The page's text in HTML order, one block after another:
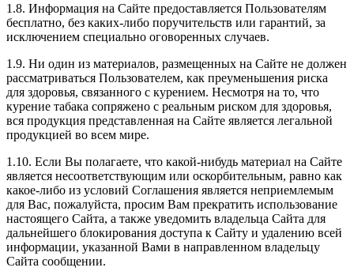
1.8. Информация на Сайте предоставляется Пользователям
бесплатно, без каких-либо поручительств или гарантий, за
исключением специально оговоренных случаев.
1.9. Ни один из материалов, размещенных на Сайте не должен
рассматриваться Пользователем, как преуменьшения риска
для здоровья, связанного с курением. Несмотря на то, что
курение табака сопряжено с реальным риском для здоровья,
вся продукция представленная на Сайте является легальной
продукцией во всем мире.
1.10. Если Вы полагаете, что какой-нибудь материал на Сайте
является несоответствующим или оскорбительным, равно как
какое-либо из условий Соглашения является неприемлемым
для Вас, пожалуйста, просим Вам прекратить использование
настоящего Сайта, а также уведомить владельца Сайта для
дальнейшего блокирования доступа к Сайту и удалению всей
информации, указанной Вами в направленном владельцу
Сайта сообщении.